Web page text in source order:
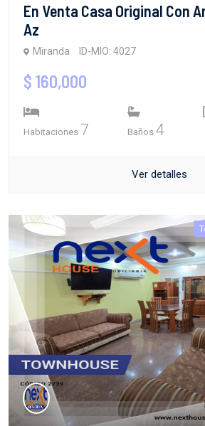
En Venta Casa Original Con
Az
Miranda ID-MIO: 4027
$ 160,000
Habitaciones 7 Baños 4
Ver detalles